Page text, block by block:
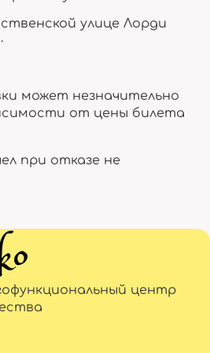
улице Лорди
может незначительно
от цены билета
при отказе не
центр